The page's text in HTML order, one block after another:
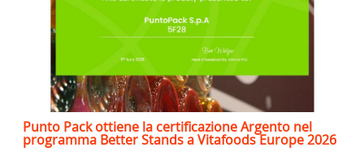
Punto Pack ottiene la certificazione Argento nel
programma Better Stands a Vitafoods Europe 2026